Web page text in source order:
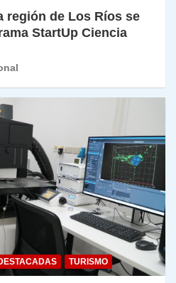
región de Los Ríos se
StartUp Ciencia
TURISMO